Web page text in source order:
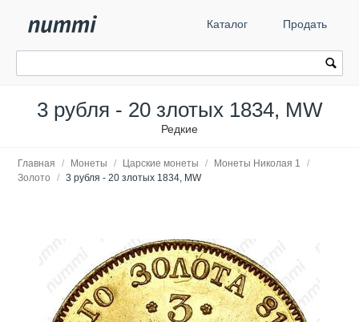
Каталог Продать
3 рубля - 20 злотых 1834, MW
Редкие
Главная / Монеты / Царские монеты / Монеты Николая 1
/
Золото
/ 3 рубля - 20 злотых 1834, MW